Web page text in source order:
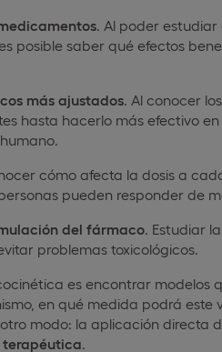
. Al poder
posible saber qué efectos
más ajustados . Al conocer
hasta hacerlo más efectivo
cómo afecta la dosis a
pueden responder de
del fármaco . Estudiar
problemas toxicológicos.
es encontrar modelos
en qué medida podrá este
modo: la aplicación directa